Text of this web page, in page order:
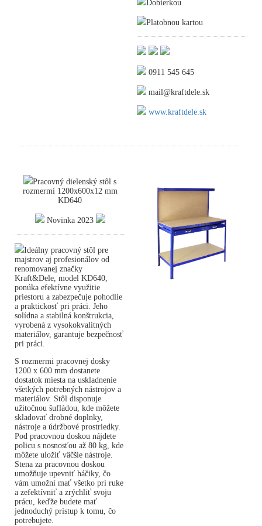
Dobierkou
Platobnou kartou
0911 545 645
mail@kraftdele.sk
www.kraftdele.sk
Pracovný dielenský stôl s
rozmermi 1200x600x12 mm
KD640
Novinka 2023
Ideálny pracovný stôl pre
majstrov aj profesionálov od
renomovanej značky
Kraft&Dele, model KD640,
ponúka efektívne využitie
priestoru a zabezpečuje pohodlie
a praktickosť pri práci. Jeho
solídna a stabilná konštrukcia,
vyrobená z vysokokvalitných
materiálov, garantuje bezpečnosť
pri práci.
S rozmermi pracovnej dosky
1200 x 600 mm dostanete
dostatok miesta na uskladnenie
všetkých potrebných nástrojov a
materiálov. Stôl disponuje
užitočnou šufládou, kde môžete
skladovať drobné doplnky,
nástroje a údržbové prostriedky.
Pod pracovnou doskou nájdete
policu s nosnosťou až 80 kg, kde
môžete uložiť väčšie nástroje.
Stena za pracovnou doskou
umožňuje upevniť háčiky, čo
vám umožní mať všetko pri ruke
a zefektívniť a zrýchliť svoju
prácu, keďže budete mať
jednoduchý prístup k tomu, čo
potrebujete.